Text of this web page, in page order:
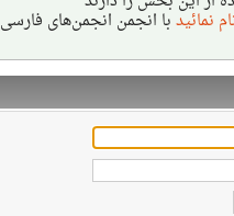
نمائیدبا انجمن انجمن‌های فارسی